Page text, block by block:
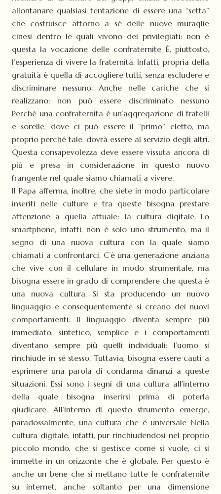
allontanare qualsiasi tentazione di essere una “setta”
che costruisce attorno a sé delle nuove muraglie
cinesi dentro le quali vivono dei privilegiati: non è
questa la vocazione delle confraternite È, piuttosto,
l’esperienza di vivere la fraternità. Infatti, propria della
gratuità è quella di accogliere tutti, senza escludere e
discriminare nessuno. Anche nelle cariche che si
realizzano: non può essere discriminato nessuno
Perché una confraternita è un’aggregazione di fratelli
e sorelle, dove ci può essere il “primo” eletto, ma
proprio perché tale, dovrà essere al servizio degli altri.
Questa consapevolezza deve essere vissuta ancora di
più e presa in considerazione in questo nuovo
frangente nel quale siamo chiamati a vivere.
Il Papa afferma, inoltre, che siete in modo particolare
inseriti nelle culture e tra queste bisogna prestare
attenzione a quella attuale: la cultura digitale. Lo
smartphone, infatti, non è solo uno strumento, ma il
segno di una nuova cultura con la quale siamo
chiamati a confrontarci. C’è una generazione anziana
che vive con il cellulare in modo strumentale, ma
bisogna essere in grado di comprendere che questa è
una nuova cultura. Si sta producendo un nuovo
linguaggio e conseguentemente si creano dei nuovi
comportamenti. Il linguaggio diventa sempre più
immediato, sintetico, semplice e i comportamenti
diventano sempre più quelli individuali: l’uomo si
rinchiude in sé stesso. Tuttavia, bisogna essere cauti a
esprimere una parola di condanna dinanzi a queste
situazioni. Essi sono i segni di una cultura all’interno
della quale bisogna inserirsi prima di poterla
giudicare. All’interno di questo strumento emerge,
paradossalmente, una cultura che è universale Nella
cultura digitale, infatti, pur rinchiudendosi nel proprio
piccolo mondo, che si gestisce come si vuole, ci si
immette in un orizzonte che è globale. Per questo è
anche un bene che si mettano tutte le confraternite
su internet, anche soltanto per una dimensione